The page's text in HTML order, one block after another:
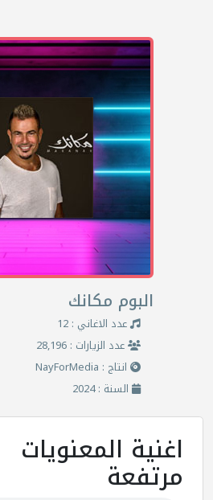
البوم مكانك
عدد الاغاني : 12
عدد الزيارات : 28,196
انتاج : NayForMedia
السنة : 2024
اغنية المعنويات
مرتفعة